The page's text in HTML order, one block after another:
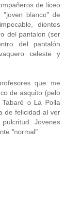
de liceo
blanco" de
dientes
del pantalon (ser
del pantalón
celeste y
que me
de asquito (pelo
o La Polla
de felicidad al ver
Jovenes
"normal"